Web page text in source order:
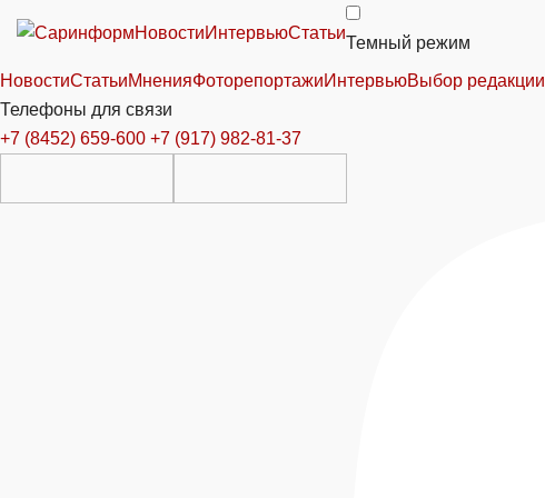
НовостиИнтервьюСтатьи
Темный режим
НовостиСтатьиМненияФоторепортажиИнтервьюВыбор редакции
Телефоны для связи
+7 (8452) 659-600 +7 (917) 982-81-37